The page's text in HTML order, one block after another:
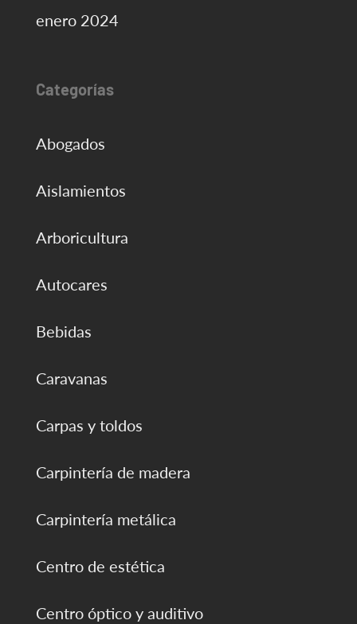
enero 2024
Categorías
Abogados
Aislamientos
Arboricultura
Autocares
Bebidas
Caravanas
Carpas y toldos
Carpintería de madera
Carpintería metálica
Centro de estética
Centro óptico y auditivo